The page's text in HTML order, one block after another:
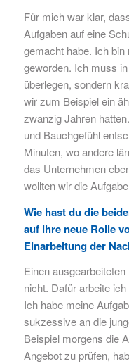
Für mich war klar,
Aufgaben auf eine
gemacht habe. Ich
geworden. Ich muss
überlegen, sondern
wir zum Beispiel ein
zwanzig Jahren
und Bauchgefühl
Minuten, wo andere
das Unternehmen
wollten wir die
Wie hast du die
auf ihre neue Rolle
Einarbeitung der
Einen
nicht. Dafür arbeite
Ich habe meine
sukzessive an die
Beispiel morgens die
Angebot zu prüfen,